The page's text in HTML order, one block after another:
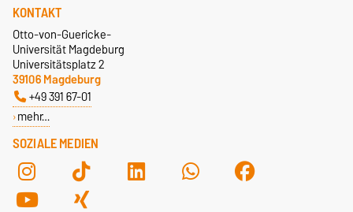
SOZIALE MEDIEN
KONTAKT
Otto-von-Guericke-
Universität Magdeburg
Universitätsplatz 2
39106 Magdeburg
+49 391 67-01
mehr…